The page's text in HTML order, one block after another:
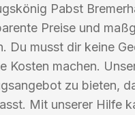
Pabst
Preise und
Du musst dir keine
Kosten machen.
zu bieten,
Mit unserer Hilfe